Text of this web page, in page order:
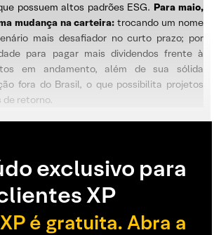
possuem altos padrões ESG. Para maio,
mudança na carteira: trocando um nome
mais desafiador no curto prazo; por
para pagar mais dividendos frente à
em andamento, além de sua sólida
fora do Brasil, o que possibilita projetos
de retorno.
exclusivo para
XP
é gratuita. Abra a